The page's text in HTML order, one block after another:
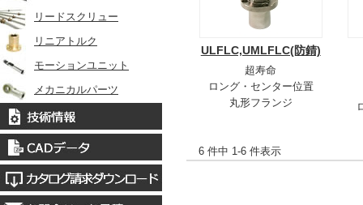
リードスクリュー
リニアトルク
モーションユニット
メカニカルパーツ
ULFLC,UMLFLC(防錆)
超寿命
ロング・センター位置
丸形フランジ
6 件中 1-6 件表示